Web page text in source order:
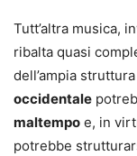
Tutt’altra musica,
ribalta quasi
dell’ampia
occidentale
maltempo e, in
potrebbe